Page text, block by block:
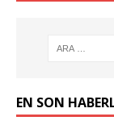
EN SON